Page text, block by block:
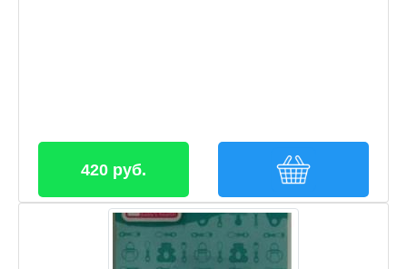
420 руб.